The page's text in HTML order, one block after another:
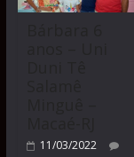
11/03/2022